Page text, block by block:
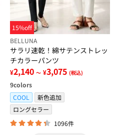
15%off
BELLUNA
サラリ速乾！綿サテンストレッ
チカラーパンツ
¥2,140 ～ ¥3,075 (税込)
9colors
COOL
新色追加
ロングセラー
1096件